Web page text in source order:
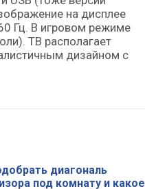
на дисплее
Гц. В игровом режиме
ТВ располагает
дизайном с
диагональ
под комнату и какое